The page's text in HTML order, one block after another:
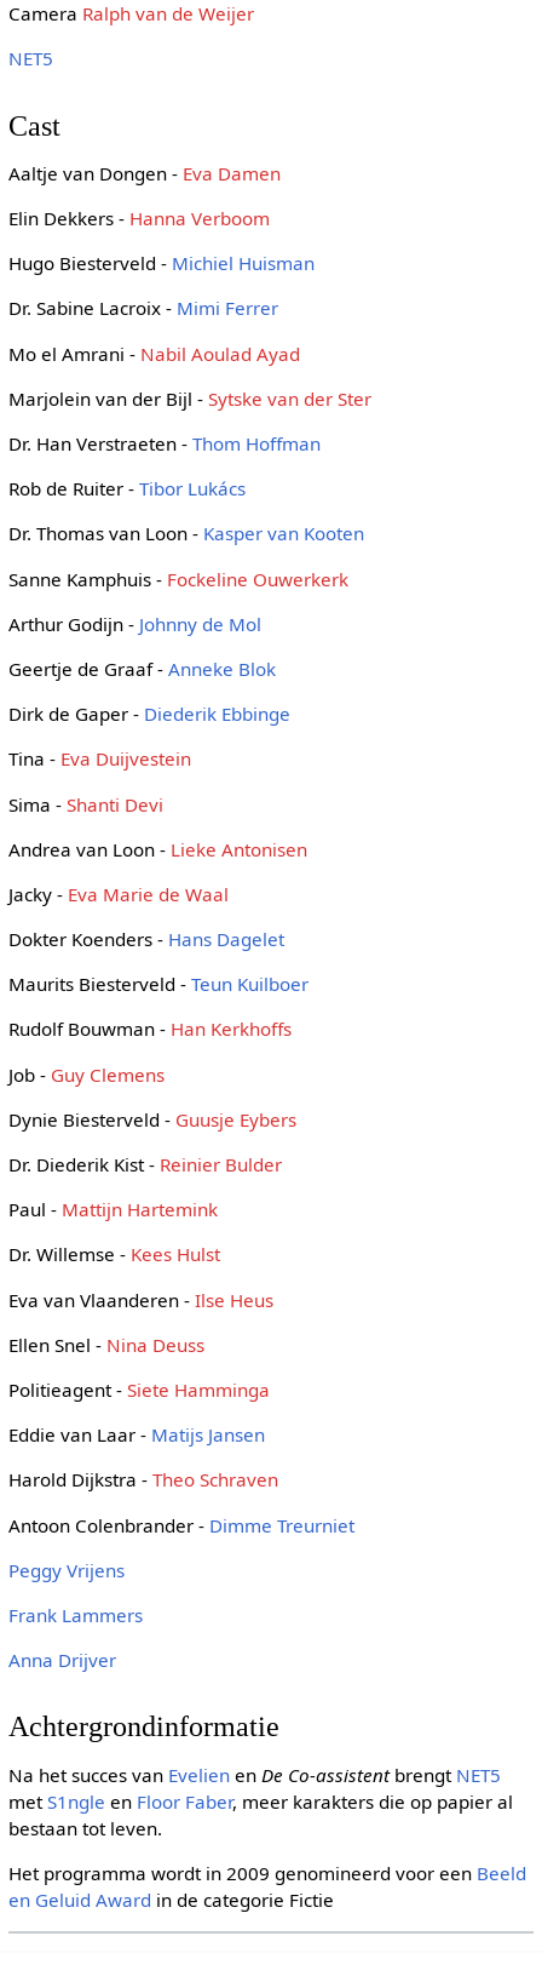
Camera Ralph van de Weijer
NET5
Cast
Aaltje van Dongen - Eva Damen
Elin Dekkers - Hanna Verboom
Hugo Biesterveld - Michiel Huisman
Dr. Sabine Lacroix - Mimi Ferrer
Mo el Amrani - Nabil Aoulad Ayad
Marjolein van der Bijl - Sytske van der Ster
Dr. Han Verstraeten - Thom Hoffman
Rob de Ruiter - Tibor Lukács
Dr. Thomas van Loon - Kasper van Kooten
Sanne Kamphuis - Fockeline Ouwerkerk
Arthur Godijn - Johnny de Mol
Geertje de Graaf - Anneke Blok
Dirk de Gaper - Diederik Ebbinge
Tina - Eva Duijvestein
Sima - Shanti Devi
Andrea van Loon - Lieke Antonisen
Jacky - Eva Marie de Waal
Dokter Koenders - Hans Dagelet
Maurits Biesterveld - Teun Kuilboer
Rudolf Bouwman - Han Kerkhoffs
Job - Guy Clemens
Dynie Biesterveld - Guusje Eybers
Dr. Diederik Kist - Reinier Bulder
Paul - Mattijn Hartemink
Dr. Willemse - Kees Hulst
Eva van Vlaanderen - Ilse Heus
Ellen Snel - Nina Deuss
Politieagent - Siete Hamminga
Eddie van Laar - Matijs Jansen
Harold Dijkstra - Theo Schraven
Antoon Colenbrander - Dimme Treurniet
Peggy Vrijens
Frank Lammers
Anna Drijver
Achtergrondinformatie
Na het succes van Evelienen De Co-assistentbrengt NET5
metS1ngle en Floor Faber, meer karakters die op papier al
bestaan tot leven.
Het programma wordt in 2009 genomineerd voor een Beeld
en Geluid Award in de categorie Fictie